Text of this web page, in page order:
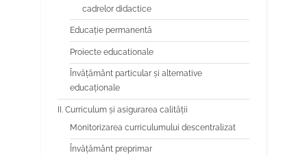
cadrelor didactice
Educaţie permanentă
Proiecte educationale
Învăţământ particular şi alternative
educaţionale
II. Curriculum și asigurarea calității
Monitorizarea curriculumului descentralizat
Învățământ preprimar